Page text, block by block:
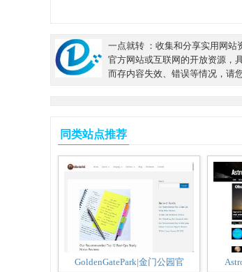
一点就转 ：收集和分享实用网站
官方网站或互联网的开放资源，
而存内容失效、错误等情况，请
同类站点推荐
GoldenGatePark|金门公园官